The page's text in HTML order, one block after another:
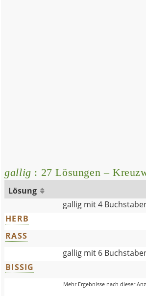
gallig : 27 Lösungen –
Lösung
gallig mit 4
HERB
RASS
gallig mit 6
BISSIG